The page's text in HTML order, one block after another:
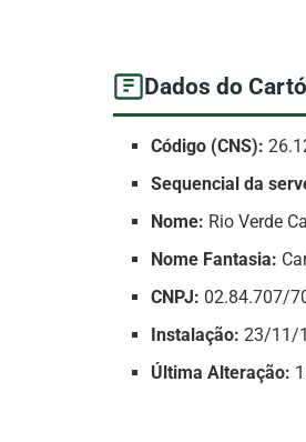
Dados do
Código (CNS):
Sequencial da
Nome: Rio Verde
Nome Fantasia:
CNPJ: 02.84.707/
Instalação: 23/11/
Última Alteração: